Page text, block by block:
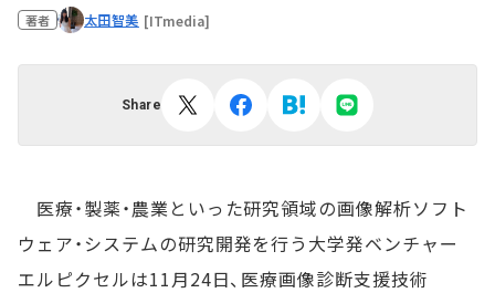
著者 太田智美 [ITmedia]
Share
医療・製薬・農業といった研究領域の画像解析ソフト
ウェア・システムの研究開発を行う大学発ベンチャー
エルピクセルは11月24日、医療画像診断支援技術